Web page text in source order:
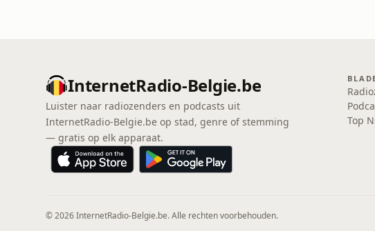
InternetRadio-Belgie.be
Luister naar radiozenders en podcasts uit
InternetRadio-Belgie.be op stad, genre of stemming
— gratis op elk apparaat.
Top
© 2026 InternetRadio-Belgie.be. Alle rechten voorbehouden.